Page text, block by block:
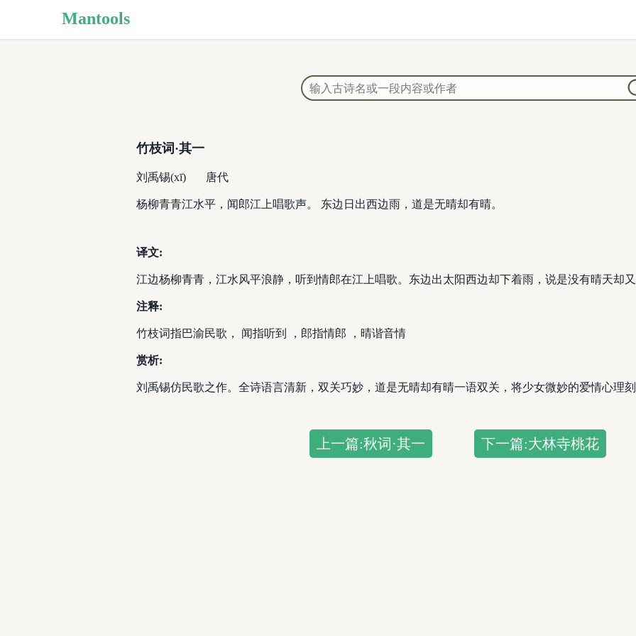
Mantools
竹枝词·其一
刘禹锡(xī) 唐代
杨柳青青江水平，闻郎江上唱歌声。 东边日出西边雨，道是无晴却有晴。
译文:
江边杨柳青青，江水风平浪静，听到情郎在江上唱歌。东边出太阳西边却下着雨，说是没有晴天却又
注释:
竹枝词指巴渝民歌， 闻指听到 ，郎指情郎 ，晴谐音情
赏析:
刘禹锡仿民歌之作。全诗语言清新，双关巧妙，道是无晴却有晴一语双关，将少女微妙的爱情心理刻
上一篇:秋词·其一 下一篇:大林寺桃花